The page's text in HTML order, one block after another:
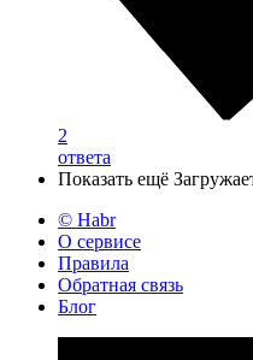
2
ответа
Показать ещё
© Habr
О сервисе
Правила
Обратная связь
Блог